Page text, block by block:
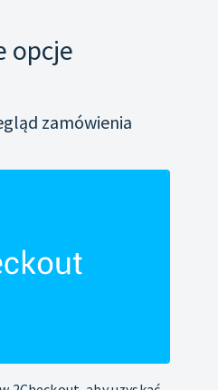
opcje
zamówienia